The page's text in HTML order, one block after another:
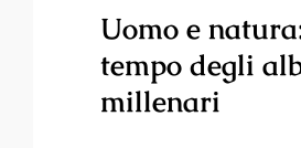
Uomo e
tempo degli
millenari